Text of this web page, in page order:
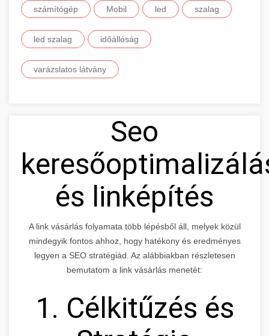
számítógép Mobil led szalag
led szalag időállóság
varázslatos látvány
Seo
és linképítés
A link vásárlás folyamata több lépésből áll, melyek közül
mindegyik fontos ahhoz, hogy hatékony és eredményes
legyen a SEO stratégiád. Az alábbiakban részletesen
bemutatom a link vásárlás menetét:
1. Célkitűzés és